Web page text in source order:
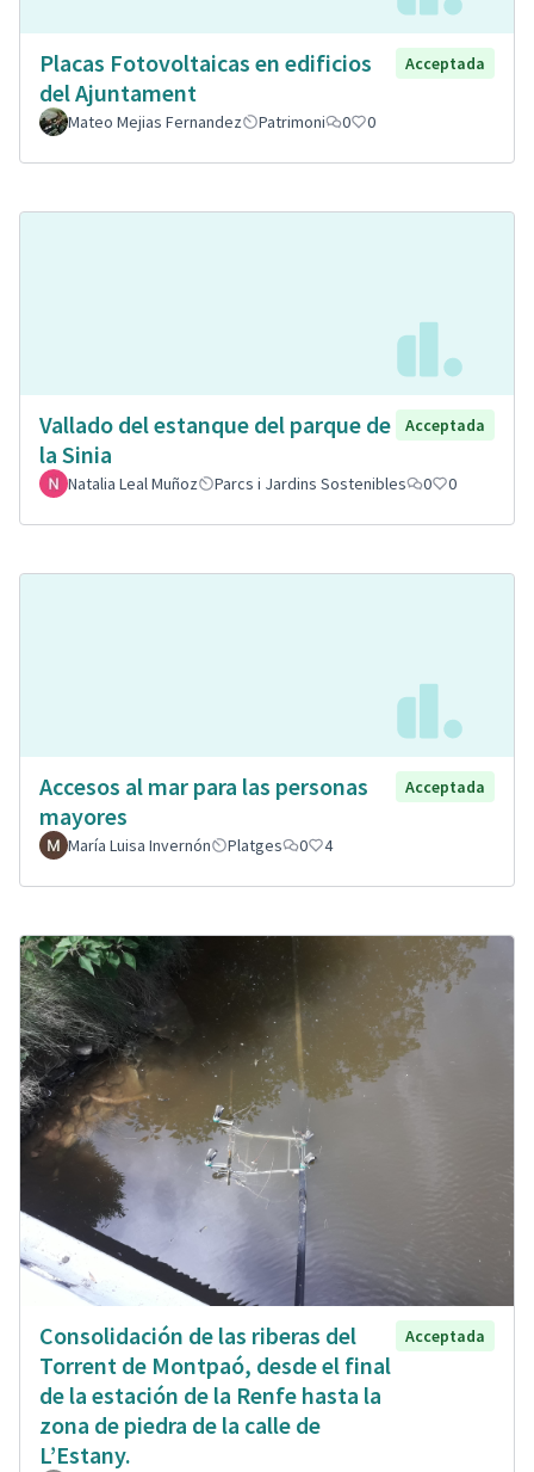
Placas Fotovoltaicas en edificios
del Ajuntament
Acceptada
Mateo Mejias Fernandez Patrimoni 0 0
Vallado del estanque del parque de
la Sinia
Acceptada
Natalia Leal Muñoz Parcs i Jardins Sostenibles 0 0
Accesos al mar para las personas
mayores
Acceptada
María Luisa Invernón Platges 0 4
Consolidación de las riberas del
Torrent de Montpaó, desde el final
de la estación de la Renfe hasta la
zona de piedra de la calle de
L’Estany.
Acceptada